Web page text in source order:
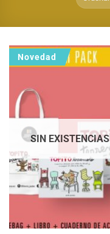
Novedad
SIN EXISTENCIAS